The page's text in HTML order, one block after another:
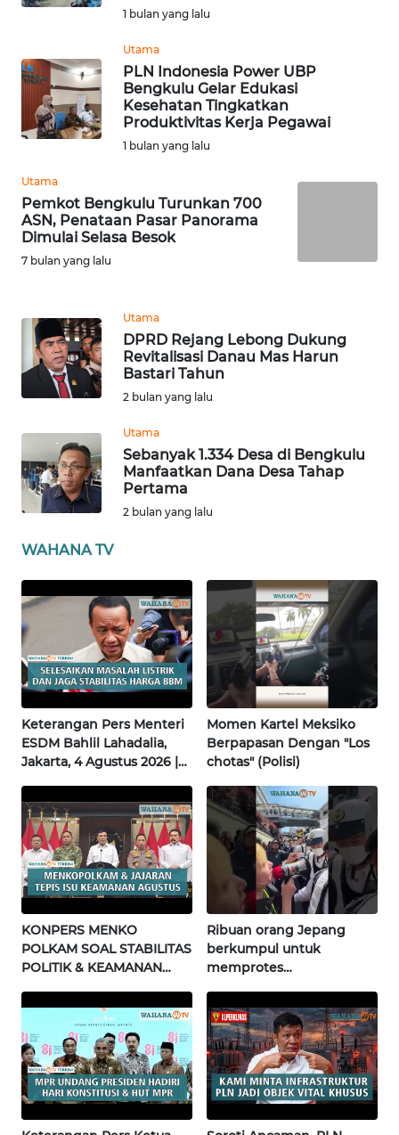
1 bulan yang lalu
Utama
PLN Indonesia Power UBP
Bengkulu Gelar Edukasi
Kesehatan Tingkatkan
Produktivitas Kerja Pegawai
1 bulan yang lalu
Utama
Pemkot Bengkulu Turunkan 700
ASN, Penataan Pasar Panorama
Dimulai Selasa Besok
7 bulan yang lalu
Utama
DPRD Rejang Lebong Dukung
Revitalisasi Danau Mas Harun
Bastari Tahun
2 bulan yang lalu
Utama
Sebanyak 1.334 Desa di Bengkulu
Manfaatkan Dana Desa Tahap
Pertama
2 bulan yang lalu
WAHANA TV
Keterangan Pers Menteri
ESDM Bahlil Lahadalia,
Jakarta, 4 Agustus 2026 |
Momen Kartel Meksiko
Berpapasan Dengan "Los
chotas" (Polisi)
KONPERS MENKO
POLKAM SOAL STABILITAS
POLITIK & KEAMANAN
Terkini
Ribuan orang Jepang
berkumpul untuk
memprotes
pertama di Fujisawa
WN
KEPRI
PAPUA
WN
BARAT
WN
RIAU
WN
SERAMBI
WN
JAMBI
WN
WN
NTB
SULTENG
WN
SULBAR
WN
SUMBAR
SUMSEL
WN
BENGKULU
WN
LAMPUNG
WN
JATENG